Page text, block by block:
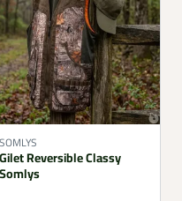
SOMLYS
Gilet Reversible Classy
Somlys